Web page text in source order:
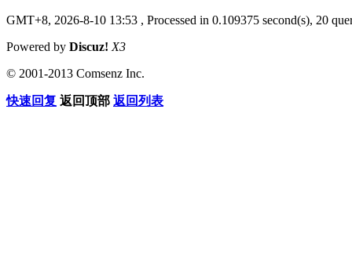
GMT+8, 2026-8-10 13:53 , Processed in 0.109375 second(s), 20
Powered by Discuz! X3
© 2001-2013 Comsenz Inc.
快速回复 返回顶部 返回列表